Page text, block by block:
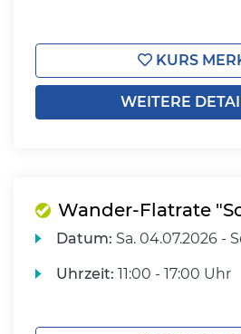
KURS
WEITERE
Wander-Flatrate
Datum: Sa. 04.07.2026 -
Uhrzeit: 11:00 - 17:00 Uhr